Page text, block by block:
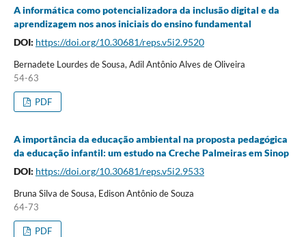
A informática como potencializadora da inclusão digital e da
aprendizagem nos anos iniciais do ensino fundamental
DOI: https://doi.org/10.30681/reps.v5i2.9520
Bernadete Lourdes de Sousa, Adil Antônio Alves de Oliveira
54-63
PDF
A importância da educação ambiental na proposta pedagógica
da educação infantil: um estudo na Creche Palmeiras em Sinop
DOI: https://doi.org/10.30681/reps.v5i2.9533
Bruna Silva de Sousa, Edison Antônio de Souza
64-73
PDF